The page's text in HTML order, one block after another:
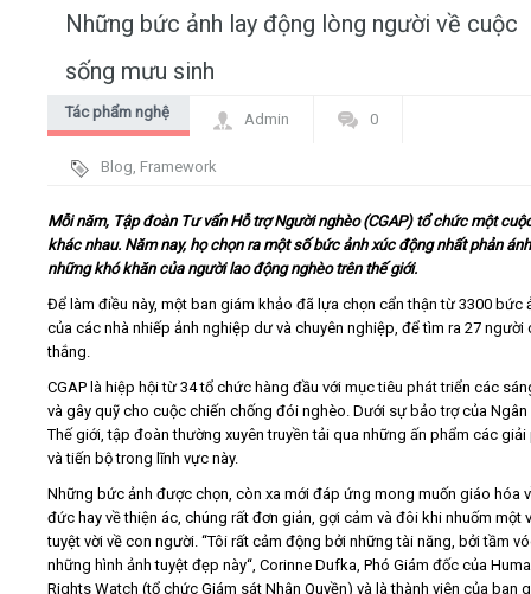
Home
Video
Kiến thức
Liên hệ - Đăng ký
Những bức ảnh lay động lòng người về cuộc
sống mưu sinh
Tác phẩm nghệ
Admin 0
Blog, Framework
Mỗi năm, Tập đoàn Tư vấn Hỗ trợ Người nghèo (CGAP) tổ chức một
khác nhau. Năm nay, họ chọn ra một số bức ảnh xúc động nhất phản
những khó khăn của người lao động nghèo trên thế giới.
Để làm điều này, một ban giám khảo đã lựa chọn cẩn thận từ 3300 bức
của các nhà nhiếp ảnh nghiệp dư và chuyên nghiệp, để tìm ra 27 người
thắng.
CGAP là hiệp hội từ 34 tổ chức hàng đầu với mục tiêu phát triển các
và gây quỹ cho cuộc chiến chống đói nghèo. Dưới sự bảo trợ của Ngân
Thế giới, tập đoàn thường xuyên truyền tải qua những ấn phẩm các giải
và tiến bộ trong lĩnh vực này.
Những bức ảnh được chọn, còn xa mới đáp ứng mong muốn giáo hóa
đức hay về thiện ác, chúng rất đơn giản, gợi cảm và đôi khi nhuốm một
tuyệt vời về con người. “Tôi rất cảm động bởi những tài năng, bởi tầm
những hình ảnh tuyệt đẹp này“, Corinne Dufka, Phó Giám đốc của
Rights Watch (tổ chức Giám sát Nhân Quyền) và là thành viên của ban